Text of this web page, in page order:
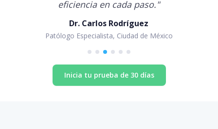
eficiencia en cada paso."
Dr. Carlos Rodríguez
Patólogo Especialista, Ciudad de México
Inicia tu prueba de 30 días